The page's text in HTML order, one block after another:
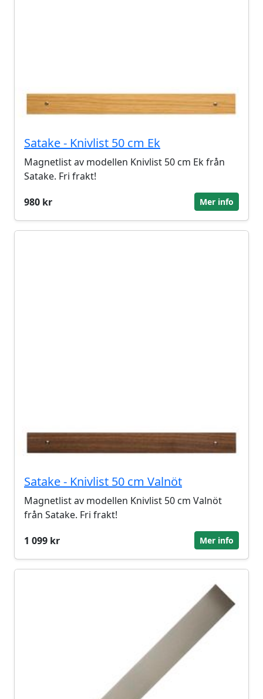
Satake - Knivlist 50 cm Ek
Magnetlist av modellen Knivlist 50 cm Ek från
Satake. Fri frakt!
980 kr
Mer info
Satake - Knivlist 50 cm Valnöt
Magnetlist av modellen Knivlist 50 cm Valnöt
från Satake. Fri frakt!
1 099 kr
Mer info